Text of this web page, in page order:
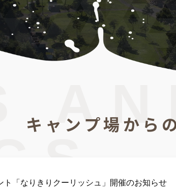
キャンプ場から
ト「なりきりクーリッシュ」開催のお知らせ